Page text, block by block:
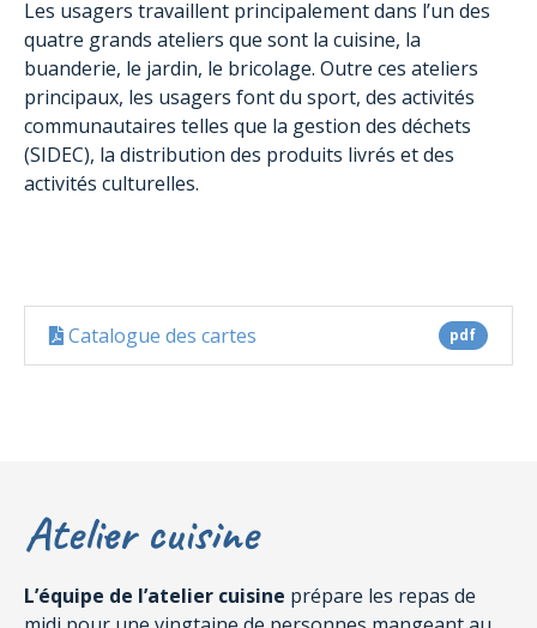
Les usagers travaillent principalement dans l’un des
quatre grands ateliers que sont la cuisine, la
buanderie, le jardin, le bricolage. Outre ces ateliers
principaux, les usagers font du sport, des activités
communautaires telles que la gestion des déchets
(SIDEC), la distribution des produits livrés et des
activités culturelles.
pdf
Catalogue des cartes
Atelier cuisine
L’équipe de l’atelier cuisine prépare les repas de